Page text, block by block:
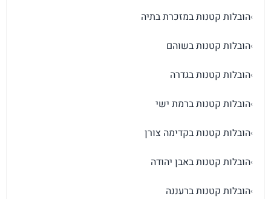
›הובלות קטנות במזכרת בתיה
›הובלות קטנות בשוהם
›הובלות קטנות בגדרה
›הובלות קטנות ברמת ישי
›הובלות קטנות בקדימה צורן
›הובלות קטנות באבן יהודה
›הובלות קטנות ברעננה